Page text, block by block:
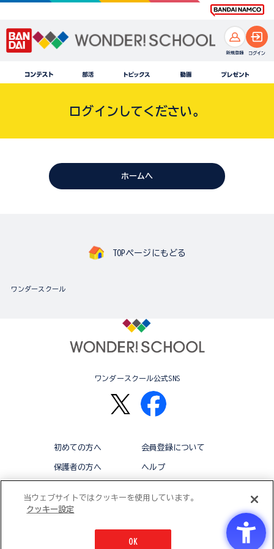
ログインしてください。
ホームへ
TOPページにもどる
ワンダースクール
ワンダースクール公式SNS
初めての方へ 会員登録について
保護者の方へ ヘルプ
© BANDAI CO.,LTD 2015 ALL RIGHTS RESERVED
当ウェブサイトではクッキーを使用しています。
クッキー設定
OK